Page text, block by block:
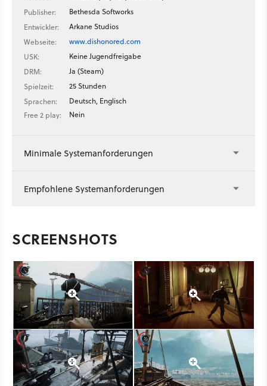
Publisher:
Bethesda Softworks
Entwickler:
Arkane Studios
Webseite:
www.dishonored.com
USK:
Keine Jugendfreigabe
DRM:
Ja (Steam)
Spielzeit:
25 Stunden
Sprachen:
Deutsch, Englisch
Free 2 play:
Nein
Minimale Systemanforderungen
Empfohlene Systemanforderungen
SCREENSHOTS